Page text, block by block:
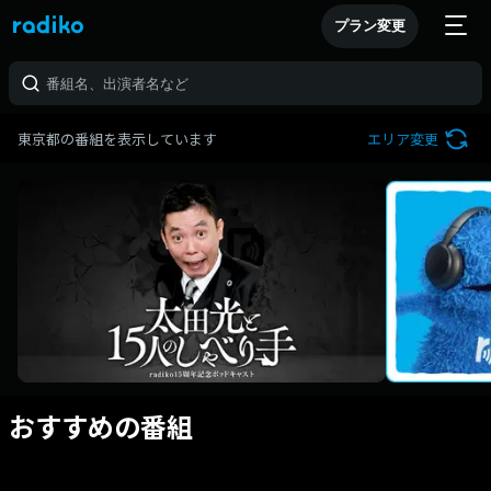
プラン変更
東京都の番組を表示しています エリア変更
おすすめの番組